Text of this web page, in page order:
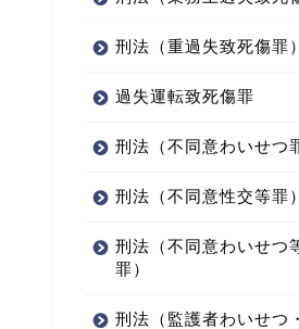
刑法（重過失致死傷罪）
過失運転致死傷罪
刑法（不同意わいせつ
刑法（不同意性交等罪）
刑法（不同意わいせつ
罪）
刑法（監護者わいせつ